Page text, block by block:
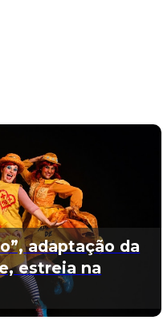
adaptação da
estreia na